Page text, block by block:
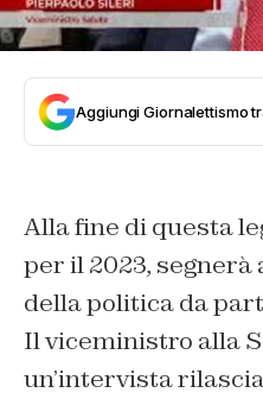
Aggiungi Giornalettismo
Alla fine di questa
per il 2023, segnerà
della politica da
Il viceministro alla
un’intervista